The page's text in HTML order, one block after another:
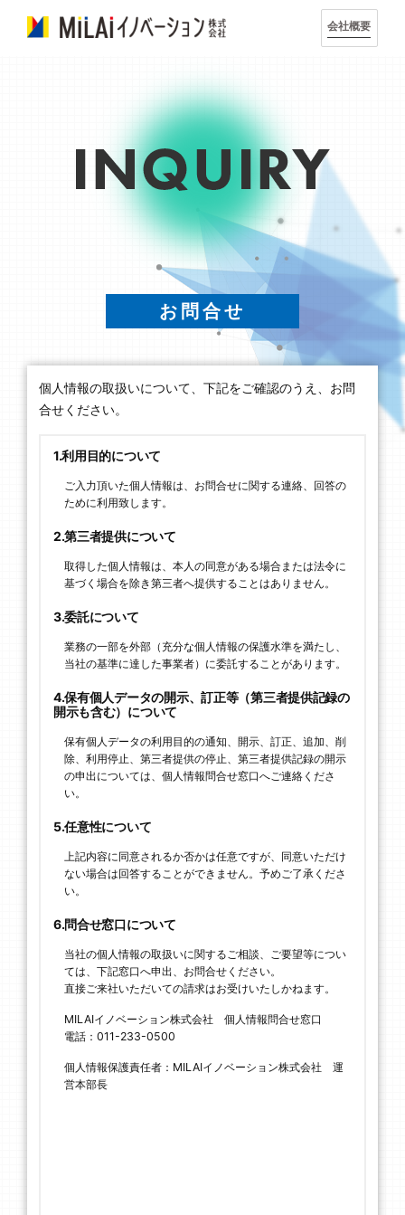
会社概要
お問合せ
個人情報の取扱いについて、下記をご確認のうえ、お問
合せください。
1.利用目的について
ご入力頂いた個人情報は、お問合せに関する連絡、回答の
ために利用致します。
2.第三者提供について
取得した個人情報は、本人の同意がある場合または法令に
基づく場合を除き第三者へ提供することはありません。
3.委託について
業務の一部を外部（充分な個人情報の保護水準を満たし、
当社の基準に達した事業者）に委託することがあります。
4.保有個人データの開示、訂正等（第三者提供記録の
開示も含む）について
保有個人データの利用目的の通知、開示、訂正、追加、削
除、利用停止、第三者提供の停止、第三者提供記録の開示
の申出については、個人情報問合せ窓口へご連絡くださ
い。
5.任意性について
上記内容に同意されるか否かは任意ですが、同意いただけ
ない場合は回答することができません。予めご了承くださ
い。
6.問合せ窓口について
当社の個人情報の取扱いに関するご相談、ご要望等につい
ては、下記窓口へ申出、お問合せください。
直接ご来社いただいての請求はお受けいたしかねます。
MILAIイノベーション株式会社 個人情報問合せ窓口
電話：011-233-0500
個人情報保護責任者：MILAIイノベーション株式会社 運
営本部長